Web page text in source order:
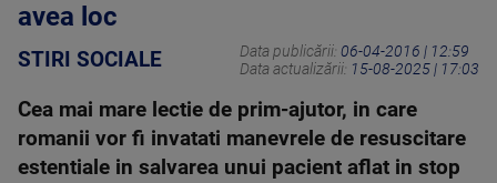
avea loc
STIRI SOCIALE Data publicării: 06-04-2016 | 12:59
Data actualizării: 15-08-2025 | 17:03
Cea mai mare lectie de prim-ajutor, in care
romanii vor fi invatati manevrele de resuscitare
estentiale in salvarea unui pacient aflat in stop